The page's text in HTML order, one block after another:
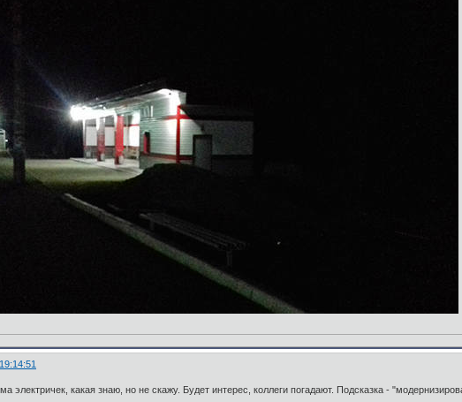
электричек, какая знаю, но не скажу. Будет интерес, коллеги погадают. Подсказка -